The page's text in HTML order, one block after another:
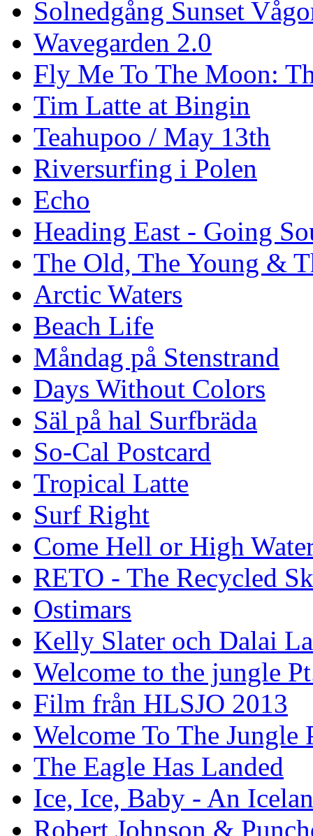
Solnedgång Sunset
Wavegarden 2.0
Fly Me To The Moon:
Tim Latte at Bingin
Teahupoo / May 13th
Riversurfing i Polen
Echo
Heading East - Going
The Old, The Young &
Arctic Waters
Beach Life
Måndag på Stenstrand
Days Without Colors
Säl på hal Surfbräda
So-Cal Postcard
Tropical Latte
Surf Right
Come Hell or High
RETO - The Recycled
Ostimars
Kelly Slater och Dalai
Welcome to the jungle
Film från HLSJO 2013
Welcome To The Jungle
The Eagle Has Landed
Ice, Ice, Baby - An
Robert Johnson &